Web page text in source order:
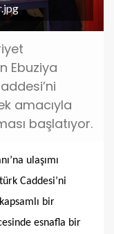
Ebuziya
amacıyla
başlatıyor.
ulaşımı
Caddesi’ni
bir
esnafla bir